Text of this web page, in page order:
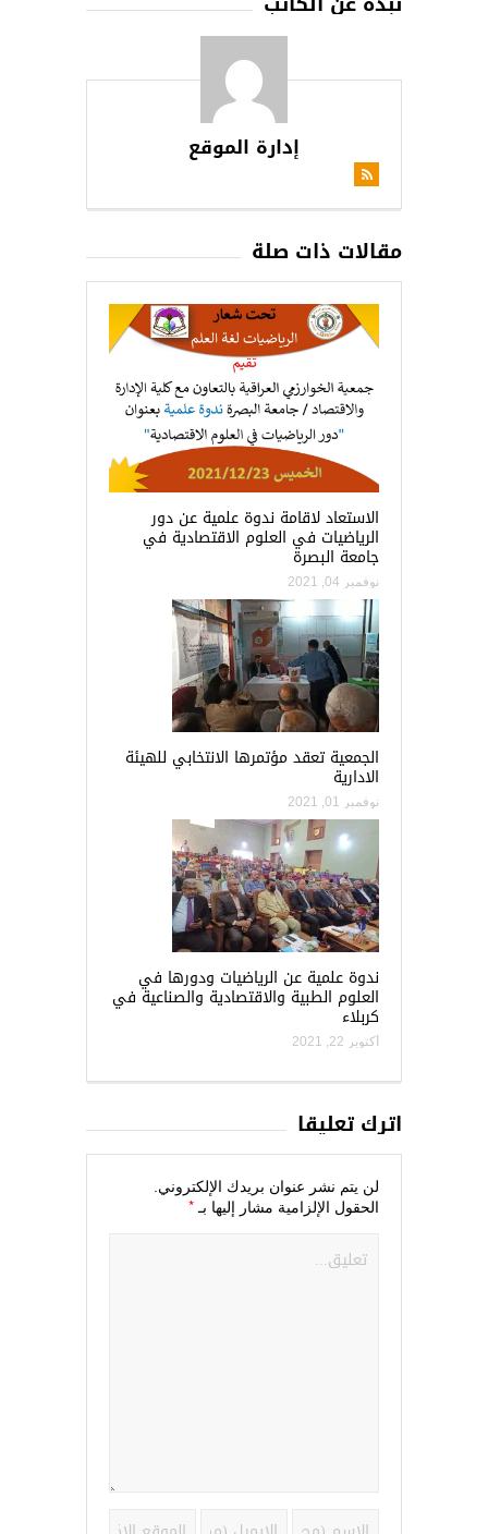
إدارة الموقع
مقالات ذات صلة
الاستعاد لاقامة ندوة علمية عن دور
الرياضيات في العلوم الاقتصادية في
جامعة البصرة
نوفمبر 04, 2021
الجمعية تعقد مؤتمرها الانتخابي للهيئة
الادارية
نوفمبر 01, 2021
ندوة علمية عن الرياضيات ودورها في
العلوم الطبية والاقتصادية والصناعية في
كربلاء
أكتوبر 22, 2021
اترك تعليقاً
لن يتم نشر عنوان بريدك الإلكتروني.
الحقول الإلزامية مشار إليها بـ*